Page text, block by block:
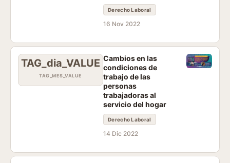
Derecho Laboral
16 Nov 2022
TAG_dia_VALUE
TAG_MES_VALUE
Cambios en las
condiciones de
trabajo de las
personas
trabajadoras al
servicio del hogar
Derecho Laboral
14 Dic 2022